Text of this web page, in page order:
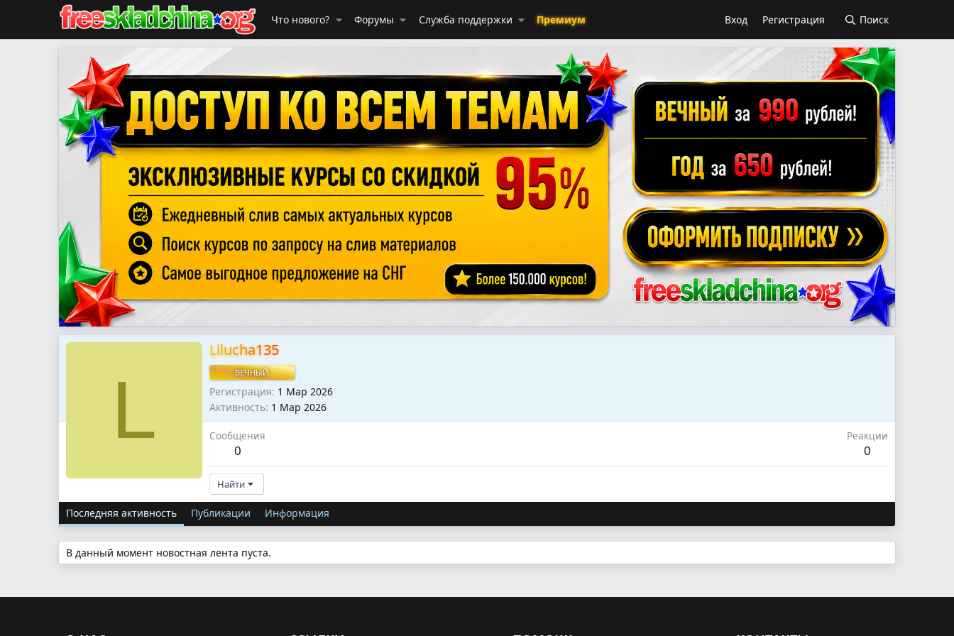
Что нового? Форумы Служба поддержки Премиум Вход Регистрация Поиск
L
Lilucha135
ВЕЧНЫЙ
Регистрация 1 Мар 2026
Активность 1 Мар 2026
Сообщения
0
Реакции
0
Найти
Последняя активность Публикации Информация
В данный момент новостная лента пуста.